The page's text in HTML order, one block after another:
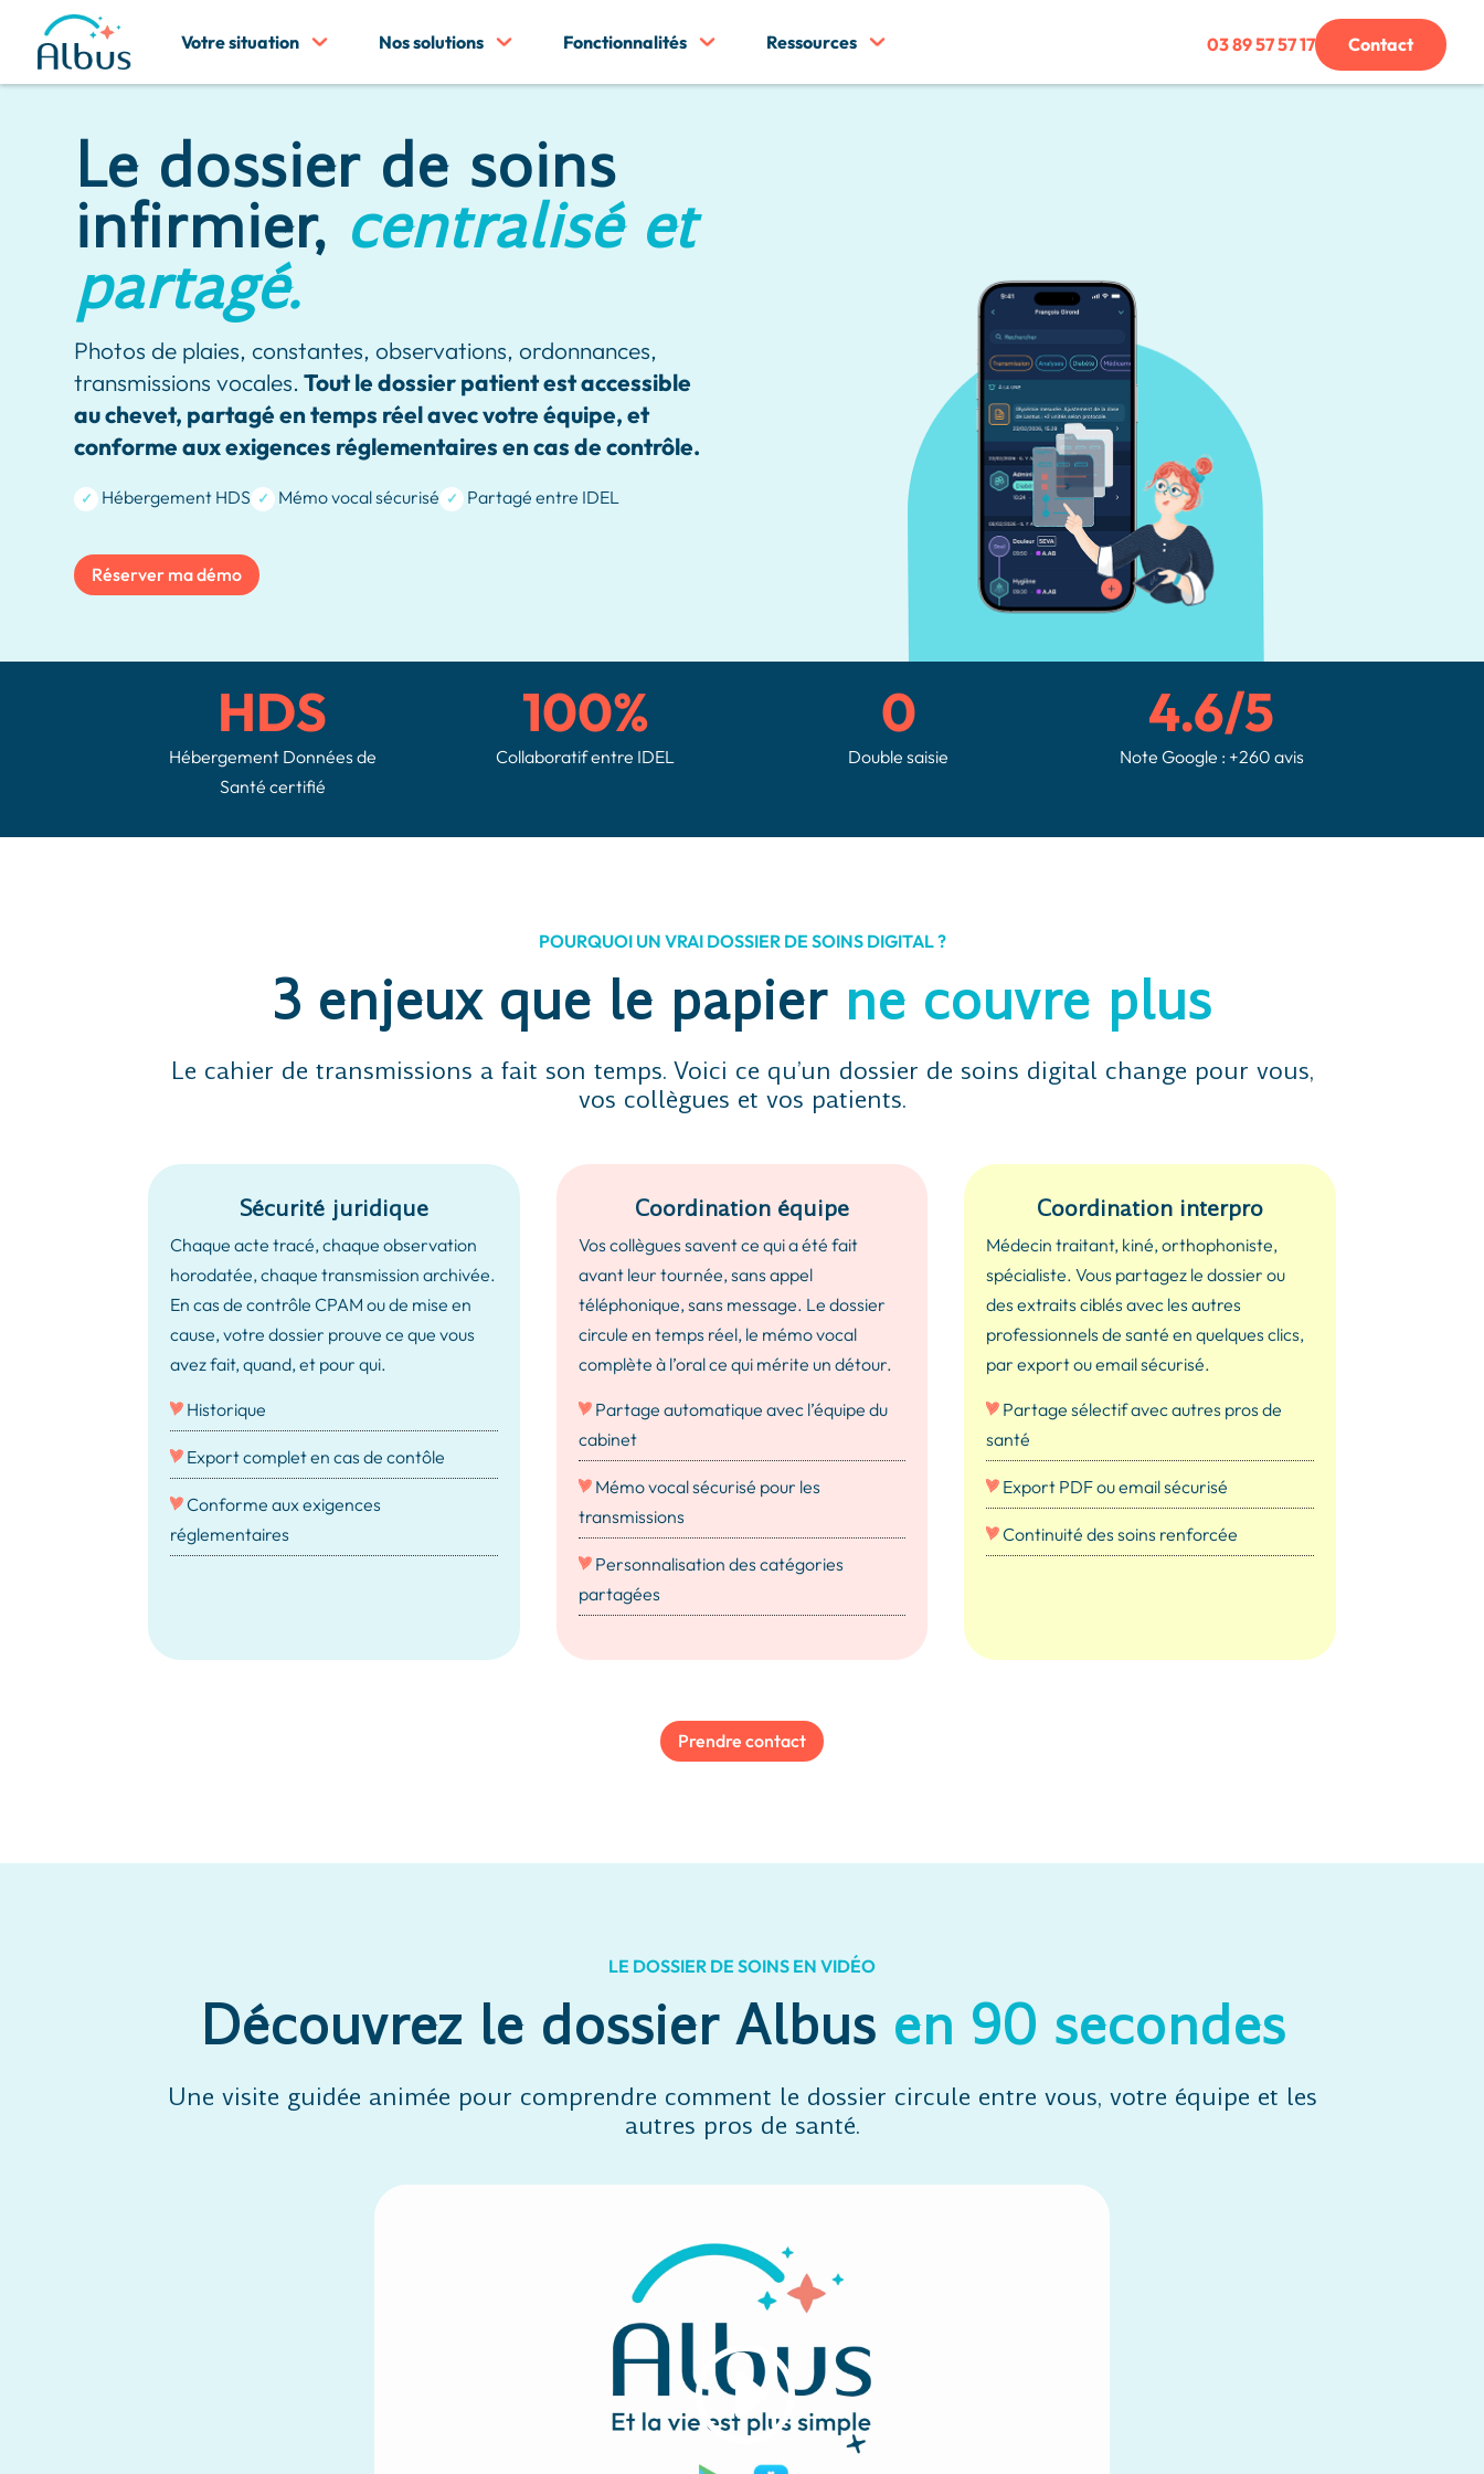
Votre situation Nos solutions Fonctionnalités Ressources 03 89 57 57 17 Contact
Le dossier de soins
infirmier, centralisé et
partagé.
Photos de plaies, constantes, observations, ordonnances,
transmissions vocales. Tout le dossier patient est accessible
au chevet, partagé en temps réel avec votre équipe, et
conforme aux exigences réglementaires en cas de contrôle.
✓ Hébergement HDS ✓ Mémo vocal sécurisé ✓ Partagé entre IDEL
Réserver ma démo
HDS
Hébergement Données de
Santé certifié
100%
Collaboratif entre IDEL
0
Double saisie
4.6/5
Note Google : +260 avis
POURQUOI UN VRAI DOSSIER DE SOINS DIGITAL ?
3 enjeux que le papier ne couvre plus
Le cahier de transmissions a fait son temps. Voici ce qu’un dossier de soins digital change pour vous,
vos collègues et vos patients.
Sécurité juridique
Chaque acte tracé, chaque observation
horodatée, chaque transmission archivée.
En cas de contrôle CPAM ou de mise en
cause, votre dossier prouve ce que vous
avez fait, quand, et pour qui.
Historique
Export complet en cas de contôle
Conforme aux exigences
réglementaires
Coordination équipe
Vos collègues savent ce qui a été fait
avant leur tournée, sans appel
téléphonique, sans message. Le dossier
circule en temps réel, le mémo vocal
complète à l’oral ce qui mérite un détour.
Partage automatique avec l’équipe du
cabinet
Mémo vocal sécurisé pour les
transmissions
Personnalisation des catégories
partagées
Coordination interpro
Médecin traitant, kiné, orthophoniste,
spécialiste. Vous partagez le dossier ou
des extraits ciblés avec les autres
professionnels de santé en quelques clics,
par export ou email sécurisé.
Partage sélectif avec autres pros de
santé
Export PDF ou email sécurisé
Continuité des soins renforcée
Prendre contact
LE DOSSIER DE SOINS EN VIDÉO
Découvrez le dossier Albus en 90 secondes
Une visite guidée animée pour comprendre comment le dossier circule entre vous, votre équipe et les
autres pros de santé.